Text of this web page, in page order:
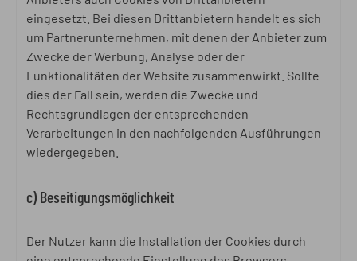
eingesetzt. Bei diesen Drittanbietern handelt es sich
um Partnerunternehmen, mit denen der Anbieter zum
Zwecke der Werbung, Analyse oder der
Funktionalitäten der Website zusammenwirkt. Sollte
dies der Fall sein, werden die Zwecke und
Rechtsgrundlagen der entsprechenden
Verarbeitungen in den nachfolgenden Ausführungen
wiedergegeben.
c) Beseitigungsmöglichkeit
Der Nutzer kann die Installation der Cookies durch